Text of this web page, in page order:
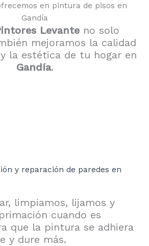
en pintura de pisos en
Gandía
Levante no solo
mejoramos la calidad
la estética de tu hogar en
Gandía.
y reparación de paredes en
limpiamos, lijamos y
cuando es
que la pintura se adhiera
y dure más.